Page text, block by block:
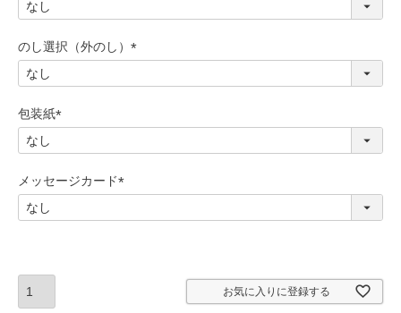
必
のし選択（外のし）
必
包装紙
必
メッセージカード
必
お気に入りに登録する